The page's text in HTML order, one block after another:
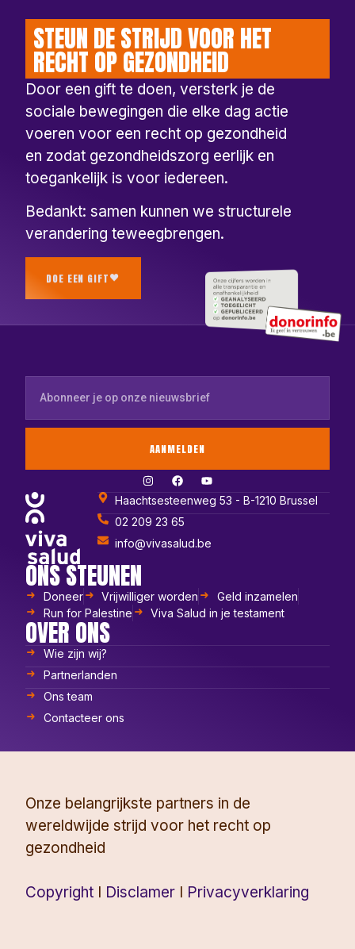
STEUN DE STRIJD VOOR HET
RECHT OP GEZONDHEID
Door een gift te doen, versterk je de
sociale bewegingen die elke dag actie
voeren voor een recht op gezondheid
en zodat gezondheidszorg eerlijk en
toegankelijk is voor iedereen.
Bedankt: samen kunnen we structurele
verandering teweegbrengen.
DOE EEN GIFT
AANMELDEN
Haachtsesteenweg 53 - B-1210 Brussel
02 209 23 65
info@vivasalud.be
ONS STEUNEN
Doneer Vrijwilliger worden
Geld inzamelen
Run for Palestine
Viva Salud in je testament
OVER ONS
Wie zijn wij?
Partnerlanden
Ons team
Contacteer ons
Onze belangrijkste partners in de
wereldwijde strijd voor het recht op
gezondheid
Copyright I Disclamer I Privacyverklaring